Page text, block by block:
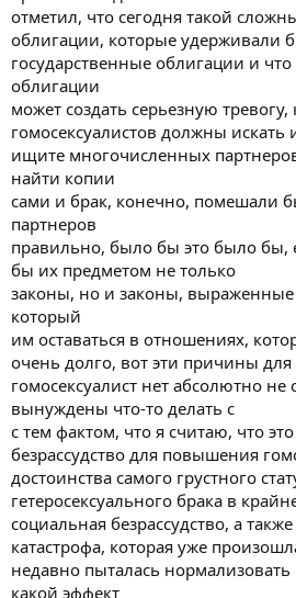
happened
recently trying to normalize
effect would the marriage homosexuals
in our society well we must go back to
the the
heterosexual pattern is a piece of
homosexual patterning - not true
homosexual
behavior on a scale beyond your
consequences
perhaps too tragic to mention here there
homosexual
liaisons of a casual nature many more
youth itself may
be led into self despising patterns of
heterosexual
organizations of children may be
behavior which will have a deleterious
accordance with Anatomy that a
particular person has to play in life you
man easy
the first is the male or a female or or
not not
talking about intersex is a man must be
woman I'm glad
there's some variation thank you
Cameron II to question this witness
dr. Socrates until 1942 your profession
mental illness
I think yes or no compulsive
отметил, что сегодня такой
облигации, которые удерживали
государственные облигации и
облигации
может создать серьезную
гомосексуалистов должны искать
ищите многочисленных
найти копии
сами и брак, конечно, помешали
партнеров
правильно, было бы это было бы,
бы их предметом не только
законы, но и законы, выраженные
который
им оставаться в отношениях,
очень долго, вот эти причины для
гомосексуалист нет абсолютно
вынуждены что-то делать с
с тем фактом, что я считаю, что
безрассудство для повышения
достоинства самого грустного
гетеросексуального брака в
социальная безрассудство, а
катастрофа, которая уже
недавно пыталась нормализовать
какой эффект